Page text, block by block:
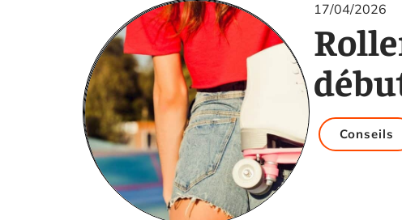
17/04/2026
Conseils